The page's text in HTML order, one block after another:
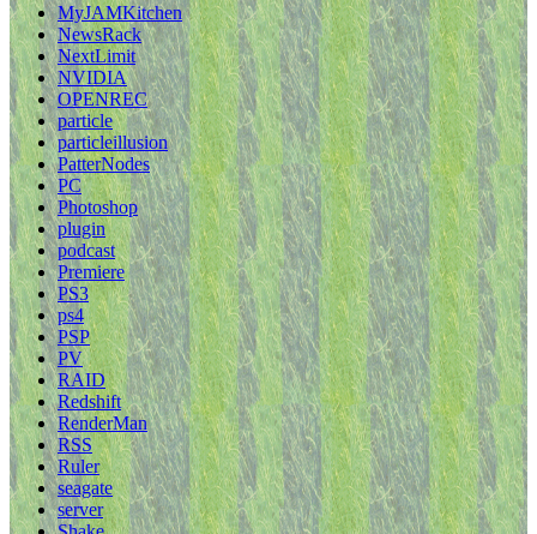
MyJAMKitchen
NewsRack
NextLimit
NVIDIA
OPENREC
particle
particleillusion
PatterNodes
PC
Photoshop
plugin
podcast
Premiere
PS3
ps4
PSP
PV
RAID
Redshift
RenderMan
RSS
Ruler
seagate
server